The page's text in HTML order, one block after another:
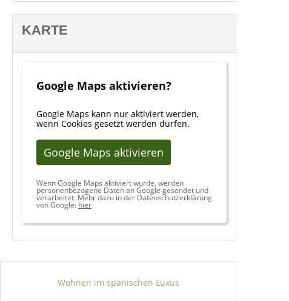
KARTE
Google Maps aktivieren?
Google Maps kann nur aktiviert werden,
wenn Cookies gesetzt werden dürfen.
Google Maps aktivieren
Wenn Google Maps aktiviert wurde, werden
personenbezogene Daten an Google gesendet und
verarbeitet. Mehr dazu in der Datenschutzerklärung
von Google: hier
Wohnen im spanischen Luxus